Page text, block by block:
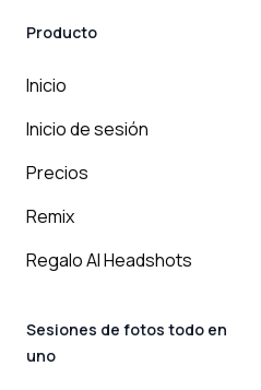
Producto
Inicio
Inicio de sesión
Precios
Remix
Regalo AI Headshots
Sesiones de fotos todo en
uno